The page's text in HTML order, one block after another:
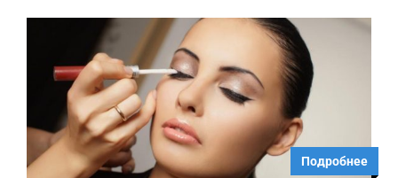
Подробнее